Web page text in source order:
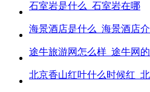
石室岩是什么_石室岩在哪
海景酒店是什么_海景酒店
途牛旅游网怎么样_途牛网
北京香山红叶什么时候红_